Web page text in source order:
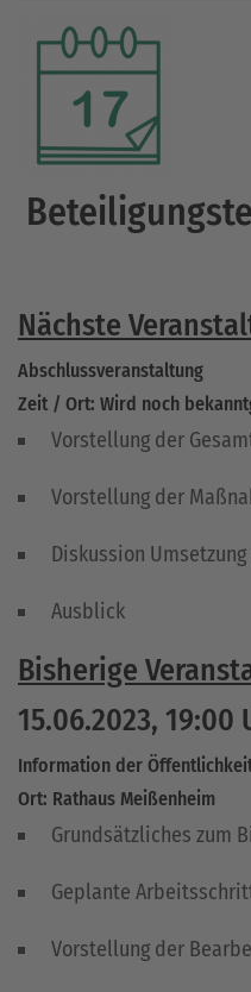
Nächste
Abschlussveranstaltung
Zeit / Ort: Wird noch
Vorstellung der
Vorstellung der
Diskussion
Ausblick
Bisherige
15.06.2023, 19:00
Information der
Ort: Rathaus Meißenheim
Grundsätzliches zum
Geplante
Vorstellung der